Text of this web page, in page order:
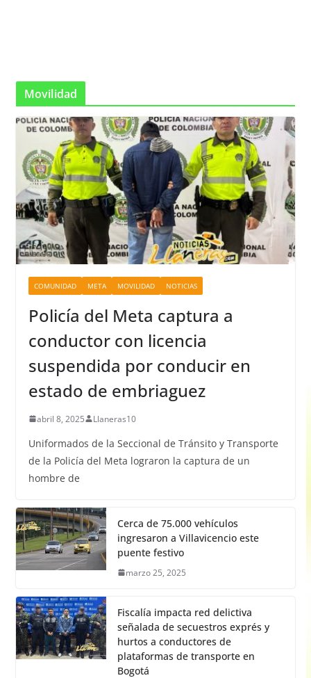
Movilidad
COMUNIDAD META MOVILIDAD NOTICIAS
Policía del Meta captura a
conductor con licencia
suspendida por conducir en
estado de embriaguez
abril 8, 2025 Llaneras10
Uniformados de la Seccional de Tránsito y Transporte
de la Policía del Meta lograron la captura de un
hombre de
Cerca de 75.000 vehículos
ingresaron a Villavicencio este
puente festivo
marzo 25, 2025
Fiscalía impacta red delictiva
señalada de secuestros exprés y
hurtos a conductores de
plataformas de transporte en
Bogotá